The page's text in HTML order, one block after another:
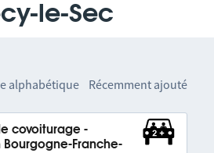
le-Sec
alphabétique Récemment ajouté
covoiturage -
Bourgogne-Franche-